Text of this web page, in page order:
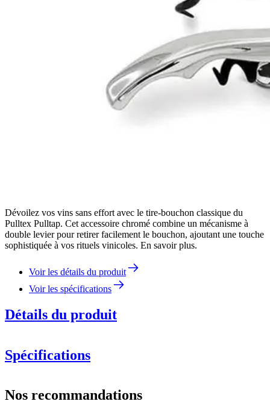
Dévoilez vos vins sans effort avec le tire-bouchon classique du
Pulltex Pulltap. Cet accessoire chromé combine un mécanisme à
double levier pour retirer facilement le bouchon, ajoutant une touche
sophistiquée à vos rituels vinicoles. En savoir plus.
Voir les détails du produit
Voir les spécifications
Détails du produit
Spécifications
Numéro de produit109-140-00
Nos recommandations